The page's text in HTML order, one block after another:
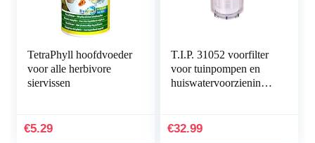
TetraPhyll hoofdvoeder
voor alle herbivore
siervissen
€5.29
T.I.P. 31052 voorfilter
voor tuinpompen en
huiswatervoorzieninge
l/u
€32.99